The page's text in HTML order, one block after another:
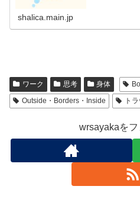
shalica.main.jp
ワーク 思考 身体
Outside・Borders・Inside
ト
wrsayakaを